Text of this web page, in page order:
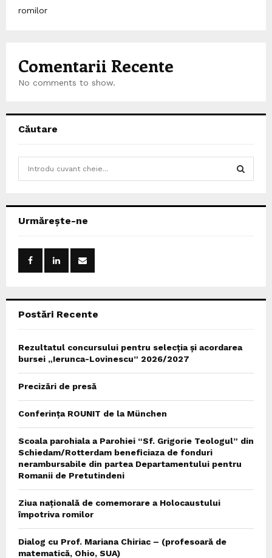
romilor
Comentarii Recente
No comments to show.
Căutare
h
Urmărește-ne
Postări Recente
Rezultatul concursului pentru selecția și acordarea
bursei „Ierunca-Lovinescu” 2026/2027
Precizări de presă
Conferința ROUNIT de la München
Scoala parohiala a Parohiei “Sf. Grigorie Teologul” din
Schiedam/Rotterdam beneficiaza de fonduri
nerambursabile din partea Departamentului pentru
Romanii de Pretutindeni
Ziua națională de comemorare a Holocaustului
împotriva romilor
Dialog cu Prof. Mariana Chiriac – (profesoară de
matematică, Ohio, SUA)